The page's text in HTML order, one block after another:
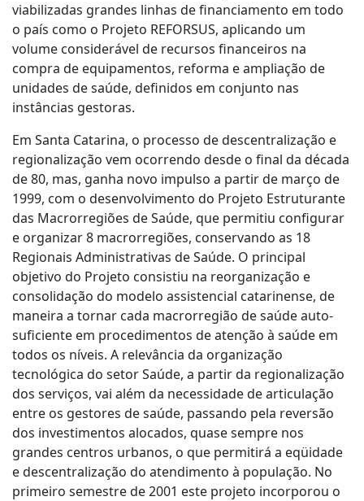
viabilizadas grandes linhas de financiamento em todo
o país como o Projeto REFORSUS, aplicando um
volume considerável de recursos financeiros na
compra de equipamentos, reforma e ampliação de
unidades de saúde, definidos em conjunto nas
instâncias gestoras.
Em Santa Catarina, o processo de descentralização e
regionalização vem ocorrendo desde o final da década
de 80, mas, ganha novo impulso a partir de março de
1999, com o desenvolvimento do Projeto Estruturante
das Macrorregiões de Saúde, que permitiu configurar
e organizar 8 macrorregiões, conservando as 18
Regionais Administrativas de Saúde. O principal
objetivo do Projeto consistiu na reorganização e
consolidação do modelo assistencial catarinense, de
maneira a tornar cada macrorregião de saúde auto-
suficiente em procedimentos de atenção à saúde em
todos os níveis. A relevância da organização
tecnológica do setor Saúde, a partir da regionalização
dos serviços, vai além da necessidade de articulação
entre os gestores de saúde, passando pela reversão
dos investimentos alocados, quase sempre nos
grandes centros urbanos, o que permitirá a eqüidade
e descentralização do atendimento à população. No
primeiro semestre de 2001 este projeto incorporou o